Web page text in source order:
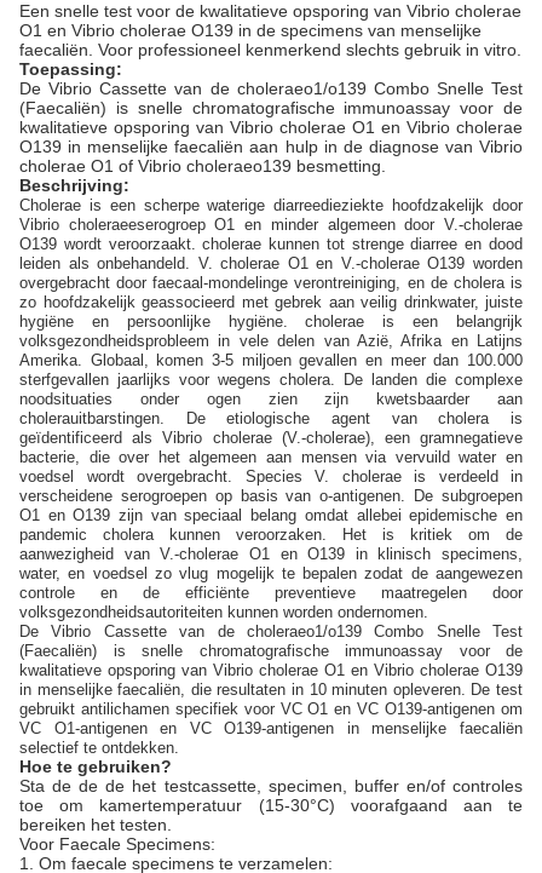
Een snelle test voor de kwalitatieve opsporing van Vibrio cholerae
O1 en Vibrio cholerae O139 in de specimens van menselijke
faecaliën. Voor professioneel kenmerkend slechts gebruik in vitro.
Toepassing:
De Vibrio Cassette van de choleraeo1/o139 Combo Snelle Test
(Faecaliën) is snelle chromatografische immunoassay voor de
kwalitatieve opsporing van Vibrio cholerae O1 en Vibrio cholerae
O139 in menselijke faecaliën aan hulp in de diagnose van Vibrio
cholerae O1 of Vibrio choleraeo139 besmetting.
Beschrijving:
Cholerae is een scherpe waterige diarreedieziekte hoofdzakelijk door
Vibrio choleraeeserogroep O1 en minder algemeen door V.-cholerae
O139 wordt veroorzaakt. cholerae kunnen tot strenge diarree en dood
leiden als onbehandeld. V. cholerae O1 en V.-cholerae O139 worden
overgebracht door faecaal-mondelinge verontreiniging, en de cholera is
zo hoofdzakelijk geassocieerd met gebrek aan veilig drinkwater, juiste
hygiëne en persoonlijke hygiëne. cholerae is een belangrijk
volksgezondheidsprobleem in vele delen van Azië, Afrika en Latijns
Amerika. Globaal, komen 3-5 miljoen gevallen en meer dan 100.000
sterfgevallen jaarlijks voor wegens cholera. De landen die complexe
noodsituaties onder ogen zien zijn kwetsbaarder aan
cholerauitbarstingen. De etiologische agent van cholera is
geïdentificeerd als Vibrio cholerae (V.-cholerae), een gramnegatieve
bacterie, die over het algemeen aan mensen via vervuild water en
voedsel wordt overgebracht. Species V. cholerae is verdeeld in
verscheidene serogroepen op basis van o-antigenen. De subgroepen
O1 en O139 zijn van speciaal belang omdat allebei epidemische en
pandemic cholera kunnen veroorzaken. Het is kritiek om de
aanwezigheid van V.-cholerae O1 en O139 in klinisch specimens,
water, en voedsel zo vlug mogelijk te bepalen zodat de aangewezen
controle en de efficiënte preventieve maatregelen door
volksgezondheidsautoriteiten kunnen worden ondernomen.
De Vibrio Cassette van de choleraeo1/o139 Combo Snelle Test
(Faecaliën) is snelle chromatografische immunoassay voor de
kwalitatieve opsporing van Vibrio cholerae O1 en Vibrio cholerae O139
in menselijke faecaliën, die resultaten in 10 minuten opleveren. De test
gebruikt antilichamen specifiek voor VC O1 en VC O139-antigenen om
VC O1-antigenen en VC O139-antigenen in menselijke faecaliën
selectief te ontdekken.
Hoe te gebruiken?
Sta de de de het testcassette, specimen, buffer en/of controles
toe om kamertemperatuur (15-30°C) voorafgaand aan te
bereiken het testen.
Voor Faecale Specimens:
1. Om faecale specimens te verzamelen: